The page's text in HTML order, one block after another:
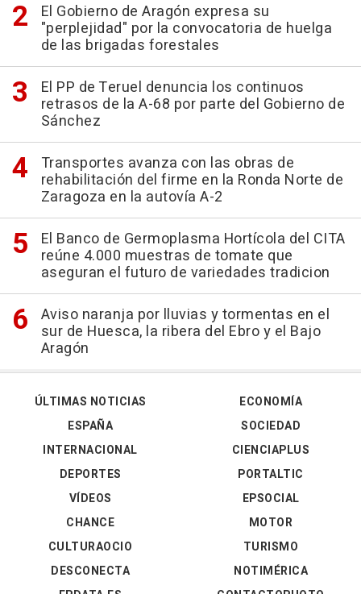
El Gobierno de Aragón expresa su
"perplejidad" por la convocatoria de huelga
de las brigadas forestales
El PP de Teruel denuncia los continuos
retrasos de la A-68 por parte del Gobierno de
Sánchez
Transportes avanza con las obras de
rehabilitación del firme en la Ronda Norte de
Zaragoza en la autovía A-2
El Banco de Germoplasma Hortícola del CITA
reúne 4.000 muestras de tomate que
aseguran el futuro de variedades tradicion
Aviso naranja por lluvias y tormentas en el
sur de Huesca, la ribera del Ebro y el Bajo
Aragón
ÚLTIMAS NOTICIAS
ESPAÑA
INTERNACIONAL
DEPORTES
VÍDEOS
ECONOMÍA
SOCIEDAD
CIENCIAPLUS
PORTALTIC
EPSOCIAL
CHANCE
CULTURAOCIO
DESCONECTA
MOTOR
TURISMO
NOTIMÉRICA